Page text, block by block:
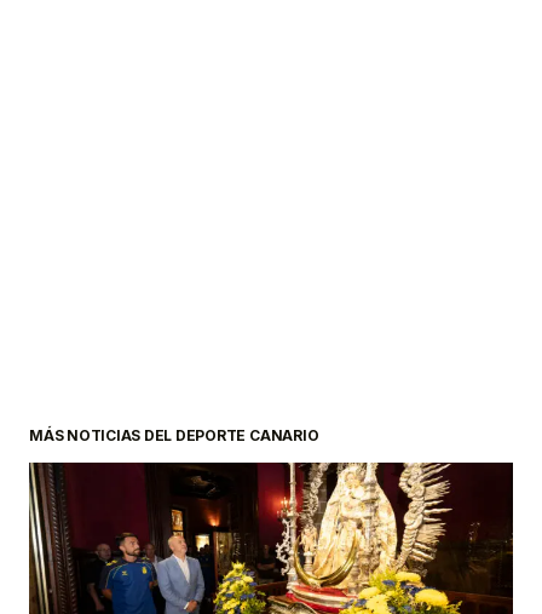
MÁS NOTICIAS DEL DEPORTE CANARIO